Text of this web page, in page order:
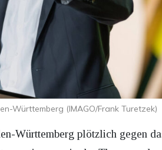
Württemberg (IMAGO/Frank Turetzek)
Württemberg plötzlich gegen